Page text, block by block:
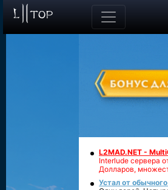
L2MAD.NET -
Interlude сервера
Долларов,
Устал от